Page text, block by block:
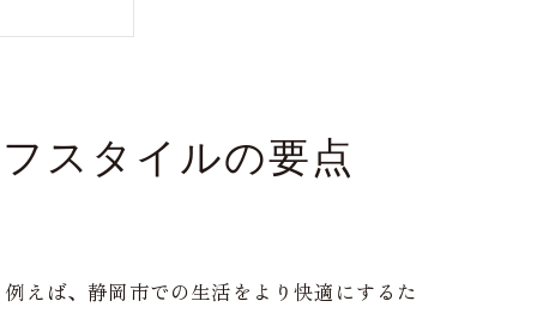
スタイルの要点
えば、静岡市での生活をより快適にするた